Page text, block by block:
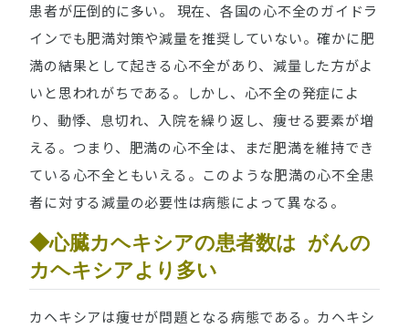
患者が圧倒的に多い。 現在、各国の心不全のガイドラ
インでも肥満対策や減量を推奨していない。確かに肥
満の結果として起きる心不全があり、減量した方がよ
いと思われがちである。しかし、心不全の発症によ
り、動悸、息切れ、入院を繰り返し、痩せる要素が増
える。つまり、肥満の心不全は、まだ肥満を維持でき
ている心不全ともいえる。このような肥満の心不全患
者に対する減量の必要性は病態によって異なる。
◆心臓カヘキシアの患者数は がんの
カヘキシアより多い
カヘキシアは痩せが問題となる病態である。カヘキシ